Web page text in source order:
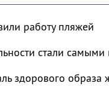
работу пляжей
стали
здорового